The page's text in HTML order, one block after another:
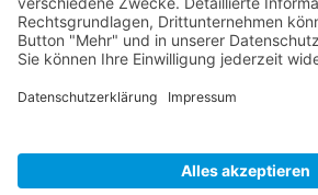
Alle Veranstaltungen
Jobs
Alle Jobs
Kontakt
Impressum